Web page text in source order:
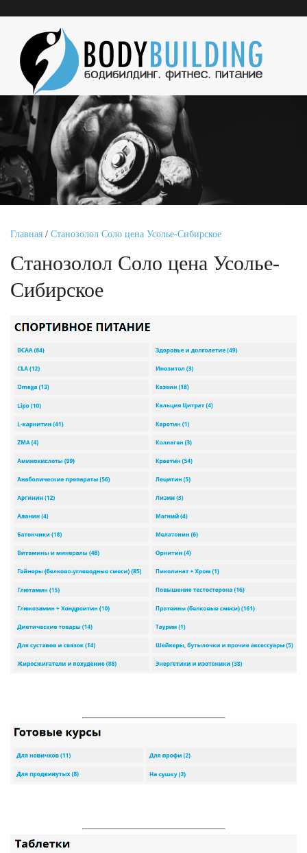
Главная / Станозолол Соло цена Усолье-Сибирское
Станозолол Соло цена Усолье-
Сибирское